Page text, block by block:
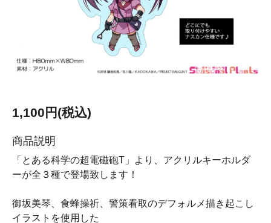
1,100円(税込)
商品説明
「とある科学の超電磁砲T」より、アクリルキーホルダ
ーが全３種で登場致します！
御坂美琴、食蜂操祈、警策看取のデフォルメ描き起こし
イラストを使用した